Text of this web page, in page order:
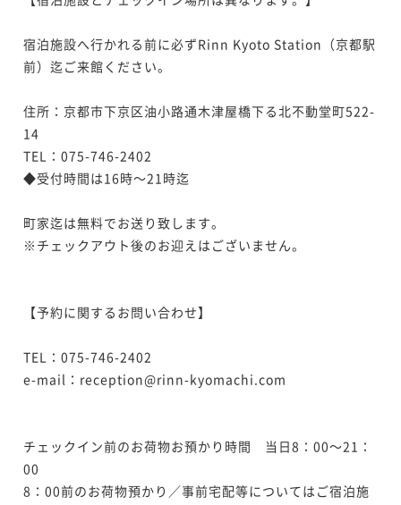
宿泊施設へ行かれる前に必ずRinn Kyoto Station（京都駅
前）迄ご来館ください。
住所：京都市下京区油小路通木津屋橋下る北不動堂町522-
14
TEL：075-746-2402
◆受付時間は16時～21時迄
町家迄は無料でお送り致します。
※チェックアウト後のお迎えはございません。
【予約に関するお問い合わせ】
TEL：075-746-2402
e-mail：reception@rinn-kyomachi.com
チェックイン前のお荷物お預かり時間　当日8：00～21：
00
8：00前のお荷物預かり／事前宅配等についてはご宿泊施